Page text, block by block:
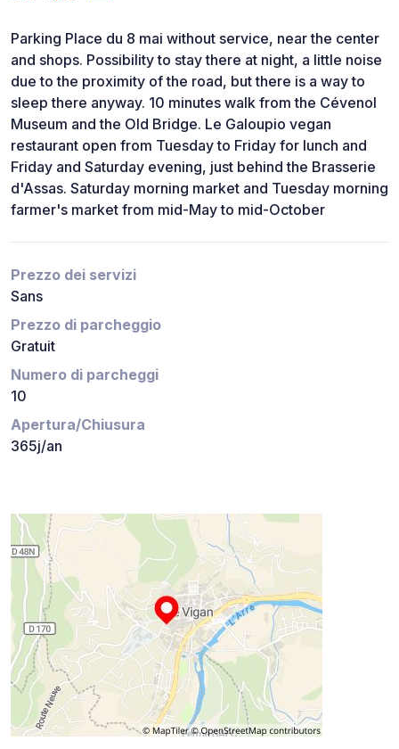
Parking Place du 8 mai without service, near the center
and shops. Possibility to stay there at night, a little noise
due to the proximity of the road, but there is a way to
sleep there anyway. 10 minutes walk from the Cévenol
Museum and the Old Bridge. Le Galoupio vegan
restaurant open from Tuesday to Friday for lunch and
Friday and Saturday evening, just behind the Brasserie
d'Assas. Saturday morning market and Tuesday morning
farmer's market from mid-May to mid-October
Prezzo dei servizi
Sans
Prezzo di parcheggio
Gratuit
Numero di parcheggi
10
Apertura/Chiusura
365j/an